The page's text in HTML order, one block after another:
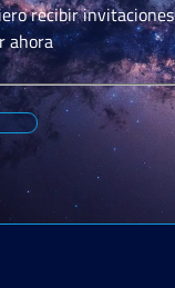
recibir invitaciones
ahora